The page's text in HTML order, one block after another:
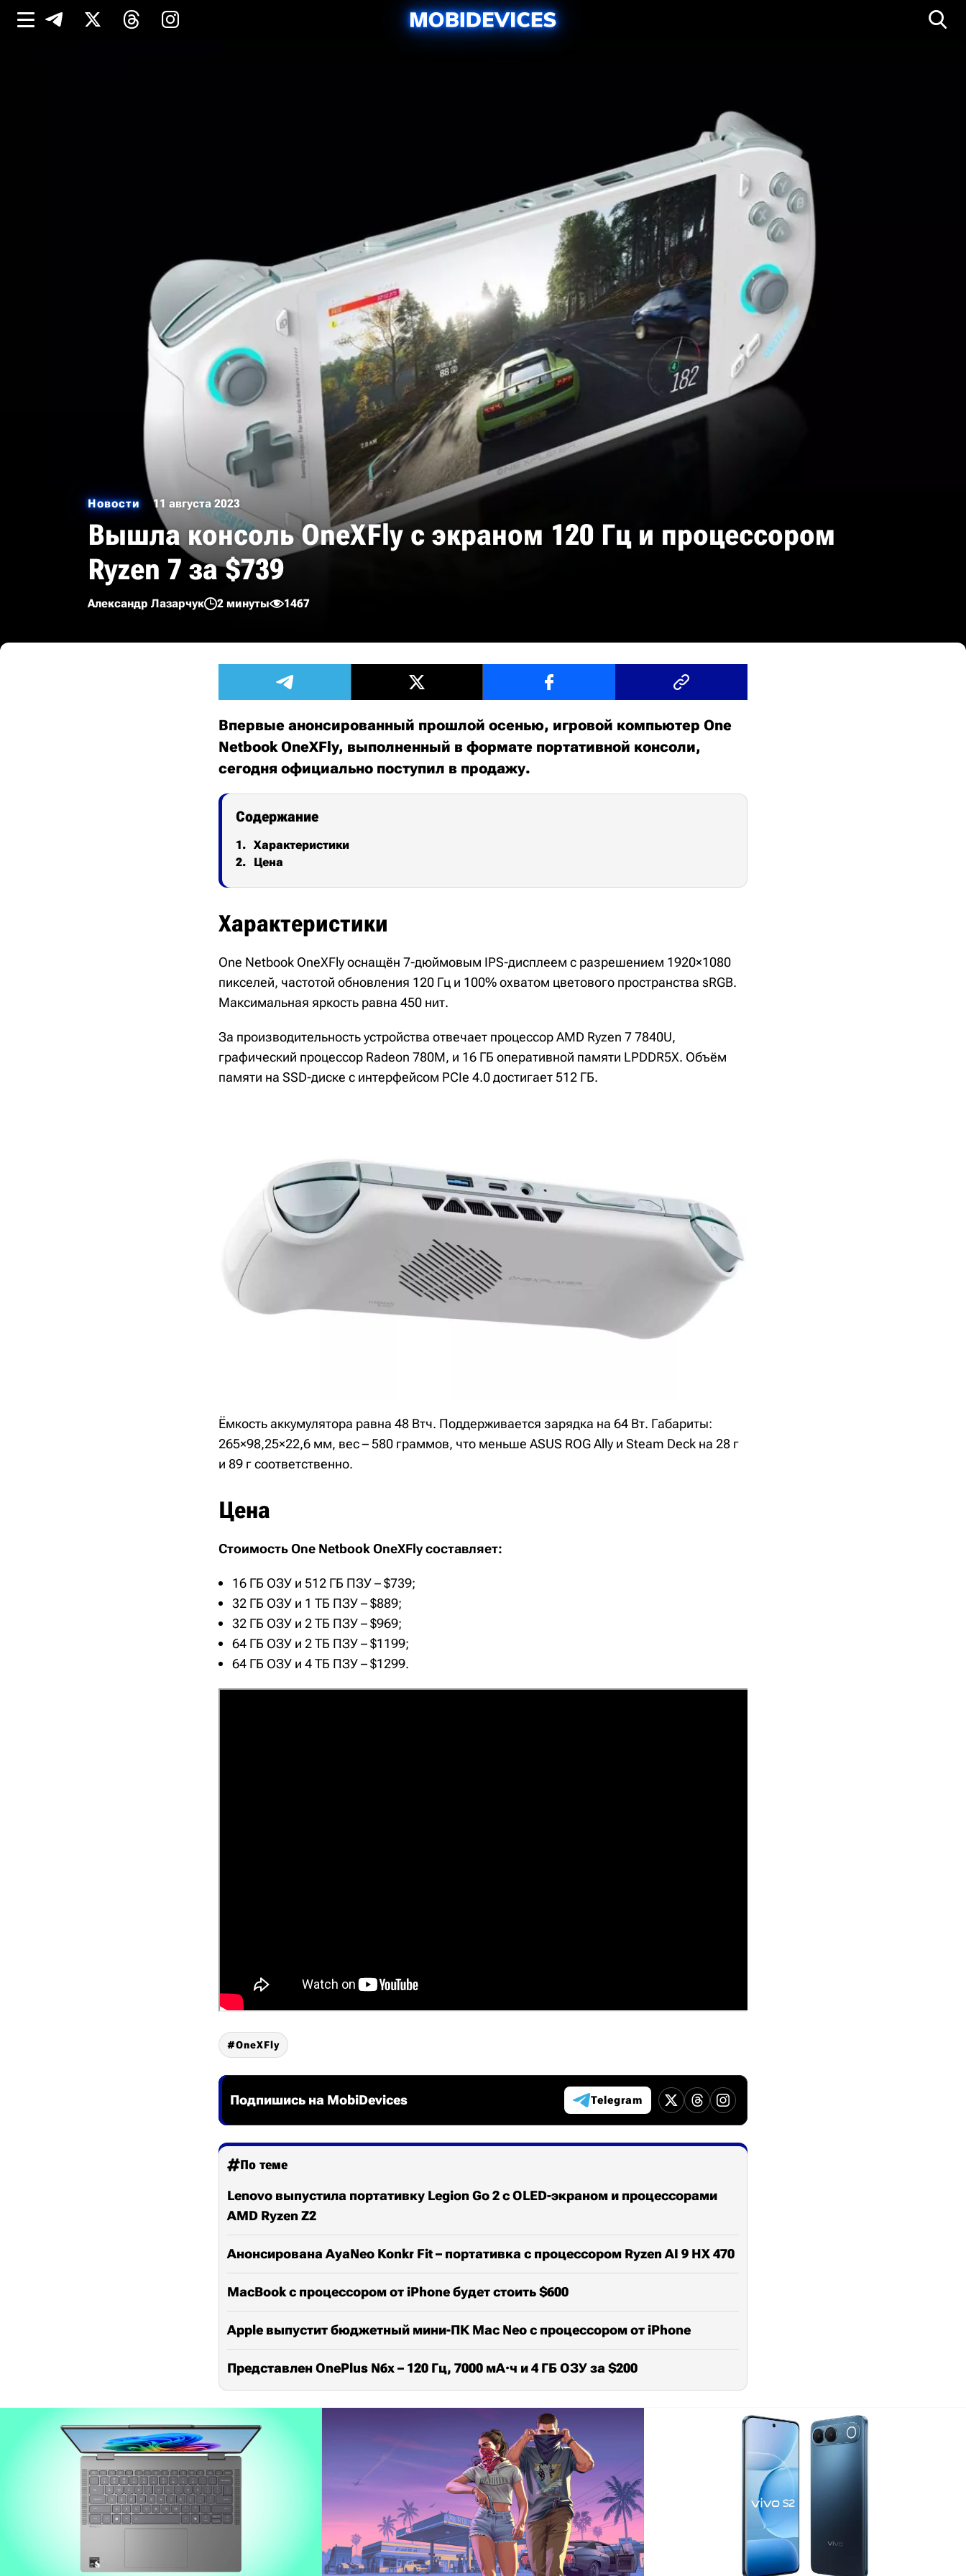
Новости 11 августа 2023
Вышла консоль OneXFly с экраном 120 Гц и процессором
Ryzen 7 за $739
Александр Лазарчук 2 минуты 1467
Впервые анонсированный прошлой осенью, игровой компьютер One
Netbook OneXFly, выполненный в формате портативной консоли,
сегодня официально поступил в продажу.
Содержание
Характеристики
Цена
Характеристики
One Netbook OneXFly оснащён 7-дюймовым IPS-дисплеем с разрешением 1920×1080
пикселей, частотой обновления 120 Гц и 100% охватом цветового пространства sRGB.
Максимальная яркость равна 450 нит.
За производительность устройства отвечает процессор AMD Ryzen 7 7840U,
графический процессор Radeon 780M, и 16 ГБ оперативной памяти LPDDR5X. Объём
памяти на SSD-диске с интерфейсом PCIe 4.0 достигает 512 ГБ.
Ёмкость аккумулятора равна 48 Втч. Поддерживается зарядка на 64 Вт. Габариты:
265×98,25×22,6 мм, вес – 580 граммов, что меньше ASUS ROG Ally и Steam Deck на 28 г
и 89 г соответственно.
Цена
Стоимость One Netbook OneXFly составляет:
16 ГБ ОЗУ и 512 ГБ ПЗУ – $739;
32 ГБ ОЗУ и 1 ТБ ПЗУ – $889;
32 ГБ ОЗУ и 2 ТБ ПЗУ – $969;
64 ГБ ОЗУ и 2 ТБ ПЗУ – $1199;
64 ГБ ОЗУ и 4 ТБ ПЗУ – $1299.
OneXFly
Подпишись на MobiDevices Telegram
По теме
Lenovo выпустила портативку Legion Go 2 с OLED-экраном и процессорами
AMD Ryzen Z2
Анонсирована AyaNeo Konkr Fit – портативка с процессором Ryzen AI 9 HX 470
MacBook с процессором от iPhone будет стоить $600
Apple выпустит бюджетный мини-ПК Mac Neo с процессором от iPhone
Представлен OnePlus N6x – 120 Гц, 7000 мА·ч и 4 ГБ ОЗУ за $200